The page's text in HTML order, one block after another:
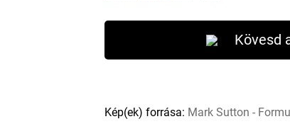
Kövesd
Kép(ek) forrása: Mark Sutton -